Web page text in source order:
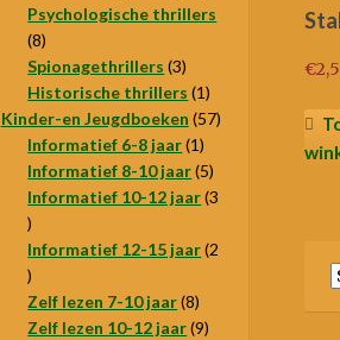
€
producten
Psychologische thrillers
88
producten
Spionagethrillers 33
producten
Historische thrillers 11
product
Kinder-en Jeugdboeken 5757
Informatief 6-8 jaar 11
product
Informatief 8-10 jaar 55
producten
Informatief 10-12 jaar 3
3
producten
Informatief 12-15 jaar 2
2
producten
Zelf lezen 7-10 jaar 88
producten
Zelf lezen 10-12 jaar 99